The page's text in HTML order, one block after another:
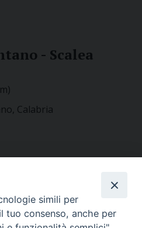
- Scalea
Calabria
simili per
tuo consenso, anche per